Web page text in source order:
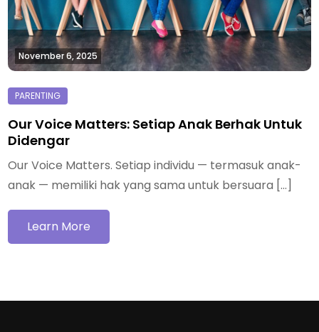
November 6, 2025
Our Voice Matters: Setiap Anak Berhak Untuk
Didengar
Our Voice Matters. Setiap individu — termasuk anak-
anak — memiliki hak yang sama untuk bersuara […]
Learn More